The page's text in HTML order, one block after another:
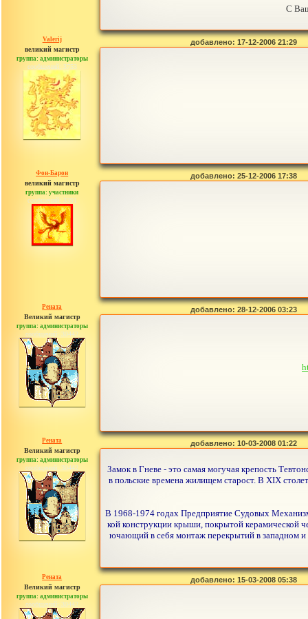
С
Valerij
великий магистр
группа: администраторы
сообщений: 3753
добавлено: 17-12-2006 21:29
Фон-Барон
великий магистр
группа: участники
сообщений: 3391
добавлено: 25-12-2006 17:38
Рената
Великий магистр
группа: администраторы
сообщений: 30442
добавлено: 28-12-2006 03:23
Рената
Великий магистр
группа: администраторы
сообщений: 30442
добавлено: 10-03-2008 01:22
Замок в Гневе - это самая могучая крепость
в польские времена жилищем старост. В XIX
В 1968-1974 годах Предприятие Судовых
кой конструкции крыши, покрытой керамической
ючающий в себя монтаж перекрытий в западном и
Рената
Великий магистр
группа: администраторы
сообщений: 30442
добавлено: 15-03-2008 05:38